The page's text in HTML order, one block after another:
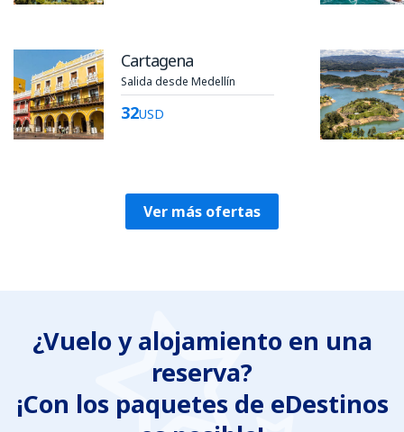
Cartagena
Salida desde Medellín
32USD
Ver más ofertas
¿Vuelo y alojamiento en una
reserva?
¡Con los paquetes de eDestinos